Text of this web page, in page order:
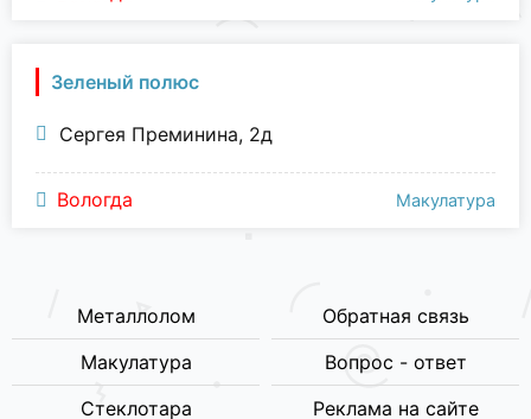
Зеленый полюс
Сергея Преминина, 2д
Вологда Макулатура
Металлолом
Макулатура
Стеклотара
Обратная связь
Вопрос - ответ
Реклама на сайте